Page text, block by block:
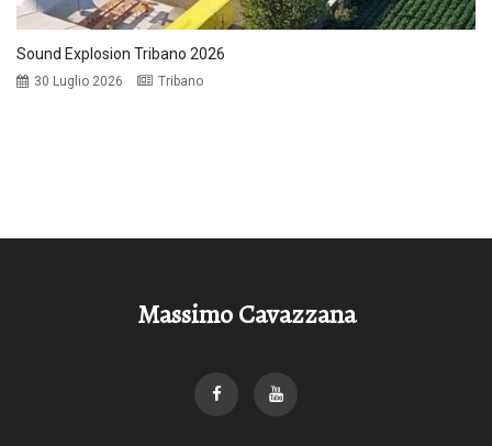
Sound Explosion Tribano 2026
30 Luglio 2026 Tribano
Massimo Cavazzana